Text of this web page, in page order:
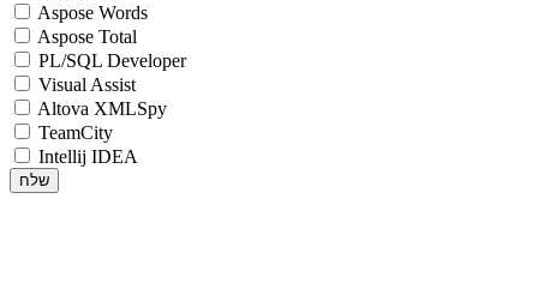
Aspose Words
Aspose Total
PL/SQL Developer
Visual Assist
Altova XMLSpy
TeamCity
Intellij IDEA